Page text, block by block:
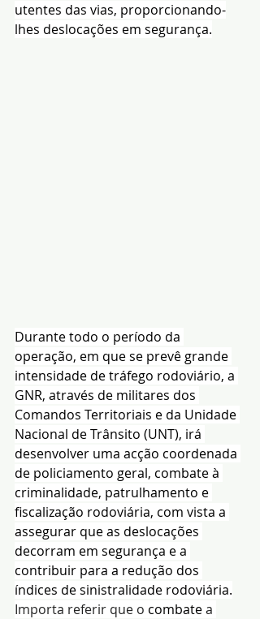
utentes das vias, proporcionando-
lhes deslocações em segurança.
Durante todo o período da
operação, em que se prevê grande
intensidade de tráfego rodoviário, a
GNR, através de militares dos
Comandos Territoriais e da Unidade
Nacional de Trânsito (UNT), irá
desenvolver uma acção coordenada
de policiamento geral, combate à
criminalidade, patrulhamento e
fiscalização rodoviária, com vista a
assegurar que as deslocações
decorram em segurança e a
contribuir para a redução dos
índices de sinistralidade rodoviária.
Importa referir que o combate a